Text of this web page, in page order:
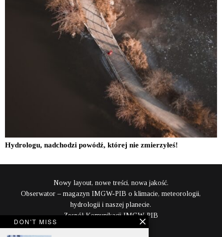
Hydrologu, nadchodzi powódź, której nie zmierzyłeś!
Nowy layout, nowe treści, nowa jakość.
Obserwator – magazyn IMGW-PIB o klimacie, meteorologii,
hydrologii i naszej planecie.
Zespół Komunikacji IMGW-PIB
DON'T MISS